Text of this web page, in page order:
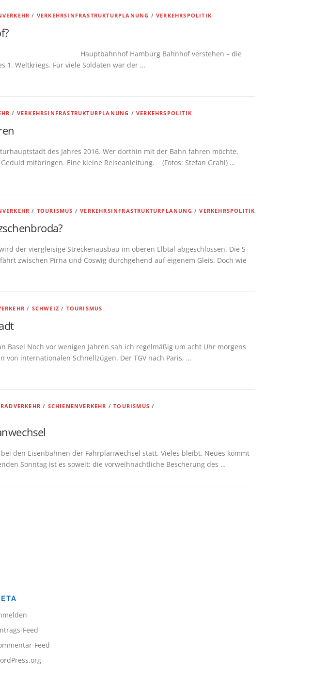
/ VERKEHRSINFRASTRUKTURPLANUNG /VERKEHRSPOLITIK
Hauptbahnhof Hamburg Bahnhof verstehen – die
1. Weltkriegs. Für viele Soldaten war der …
/ VERKEHRSINFRASTRUKTURPLANUNG /VERKEHRSPOLITIK
des Jahres 2016. Wer dorthin mit der Bahn fahren möchte,
mitbringen. Eine kleine Reiseanleitung. (Fotos: Stefan Grahl) …
/ TOURISMUS /VERKEHRSINFRASTRUKTURPLANUNG /VERKEHRSPOLITIK
der viergleisige Streckenausbau im oberen Elbtal abgeschlossen. Die S-
zwischen Pirna und Coswig durchgehend auf eigenem Gleis. Doch wie
/ SCHWEIZ / TOURISMUS
Basel Noch vor wenigen Jahren sah ich regelmäßig um acht Uhr morgens
von internationalen Schnellzügen. Der TGV nach Paris, …
RADVERKEHR / SCHIENENVERKEHR /TOURISMUS /
den Eisenbahnen der Fahrplanwechsel statt. Vieles bleibt, Neues kommt
Sonntag ist es soweit: die vorweihnachtliche Bescherung des …
Feed
Feed